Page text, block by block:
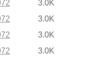
3.0K
3.0K
3.0K
3.0K